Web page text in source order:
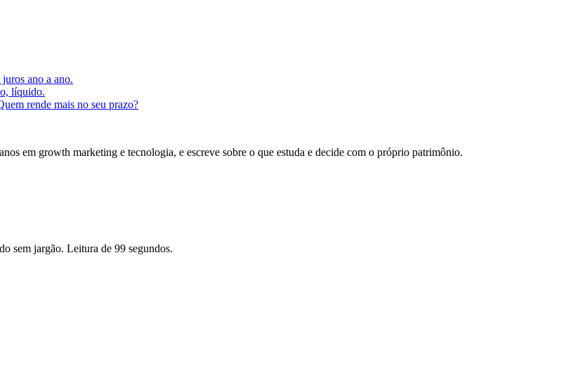
ano a ano.
líquido.
rende mais no seu prazo?
em growth marketing e tecnologia, e escreve sobre o que estuda e decide com o próprio patrimônio.
sem jargão. Leitura de 99 segundos.